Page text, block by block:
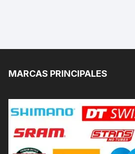
MARCAS PRINCIPALES